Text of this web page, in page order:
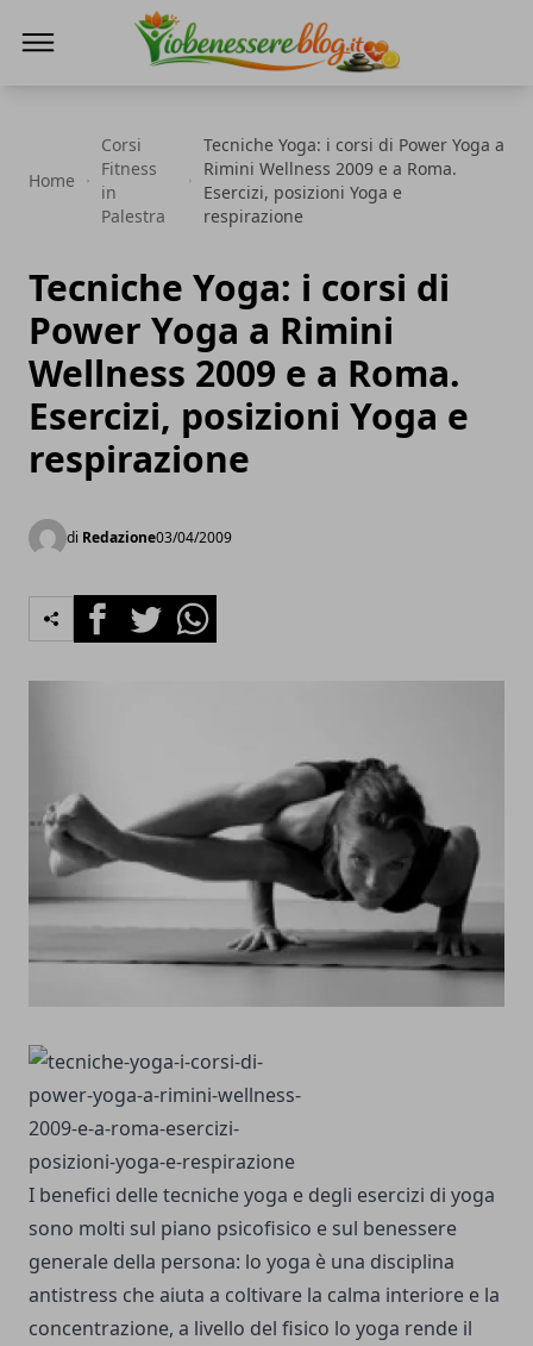
Home
Corsi
Fitness
in
Palestra
Tecniche Yoga: i corsi di Power Yoga a
Rimini Wellness 2009 e a Roma.
Esercizi, posizioni Yoga e
respirazione
Tecniche Yoga: i corsi di
Power Yoga a Rimini
Wellness 2009 e a Roma.
Esercizi, posizioni Yoga e
respirazione
di Redazione03/04/2009
FacebookTwitterWhatsapp
I benefici delle tecniche yoga e degli esercizi di yoga
sono molti sul piano psicofisico e sul benessere
generale della persona: lo yoga è una disciplina
antistress che aiuta a coltivare la calma interiore e la
concentrazione, a livello del fisico lo yoga rende il